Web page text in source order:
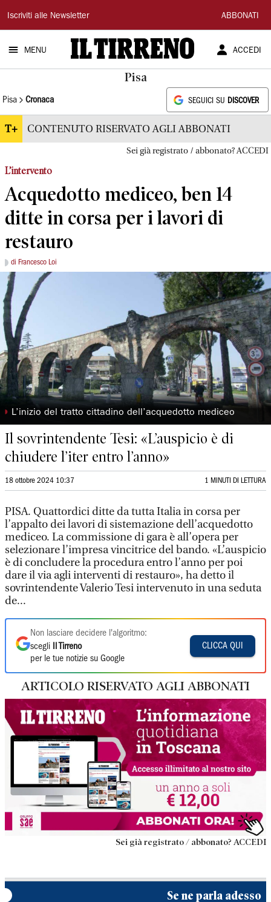
Il
Tirreno
Iscriviti alle Newsletter ABBONATI
MENU ACCEDI
Pisa
Pisa Cronaca SEGUICI SU DISCOVER
T+ CONTENUTO RISERVATO AGLI ABBONATI
Sei già registrato / abbonato? ACCEDI
L’intervento
Acquedotto mediceo, ben 14
ditte in corsa per i lavori di
restauro
di Francesco Loi
◗ L’inizio del tratto cittadino dell’acquedotto mediceo
Il sovrintendente Tesi: «L’auspicio è di
chiudere l’iter entro l’anno»
18 ottobre 2024 10:37 1 MINUTI DI LETTURA
PISA. Quattordici ditte da tutta Italia in corsa per
l’appalto dei lavori di sistemazione dell’acquedotto
mediceo. La commissione di gara è all’opera per
selezionare l’impresa vincitrice del bando. «L’auspicio
è di concludere la procedura entro l’anno per poi
dare il via agli interventi di restauro», ha detto il
sovrintendente Valerio Tesi intervenuto in una seduta
de...
Non lasciare decidere l'algoritmo:
scegli
Il Tirreno
per le tue notizie su Google
CLICCA QUI
ARTICOLO RISERVATO AGLI ABBONATI
Sei già registrato / abbonato? ACCEDI
Se ne parla adesso